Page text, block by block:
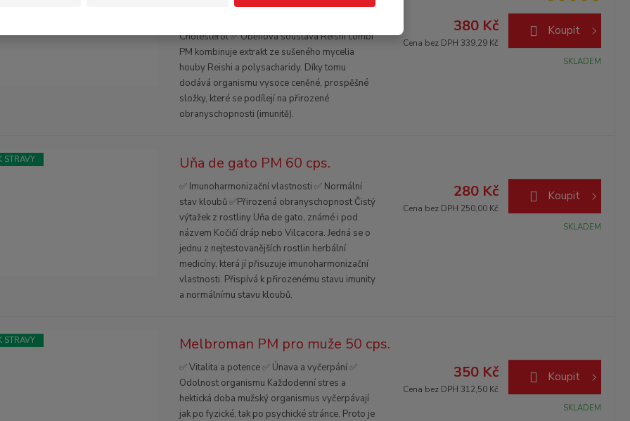
Cholesterol ✅ Oběhová soustava Reishi combi
PM kombinuje extrakt ze sušeného mycelia
houby Reishi a polysacharidy. Díky tomu
dodává organismu vysoce ceněné, prospěšné
složky, které se podílejí na přirozené
obranyschopnosti (imunitě).
380 Kč
Cena bez DPH 339,29 Kč
Koupit
SKLADEM
Uňa de gato PM 60 cps.
STRAVY
✅ Imunoharmonizační vlastnosti ✅ Normální
stav kloubů ✅Přirozená obranyschopnost Čistý
výtažek z rostliny Uňa de gato, známé i pod
názvem Kočičí dráp nebo Vilcacora. Jedná se o
jednu z nejtestovanějších rostlin herbální
medicíny, která jí přisuzuje imunoharmonizační
vlastnosti. Přispívá k přirozenému stavu imunity
a normálnímu stavu kloubů.
280 Kč
Cena bez DPH 250,00 Kč
Koupit
SKLADEM
Melbroman PM pro muže 50 cps.
STRAVY
✅ Vitalita a potence ✅ Únava a vyčerpání ✅
Odolnost organismu Každodenní stres a
hektická doba mužský organismus vyčerpávají
jak po fyzické, tak po psychické stránce. Proto je
350 Kč
Cena bez DPH 312,50 Kč
Koupit
SKLADEM